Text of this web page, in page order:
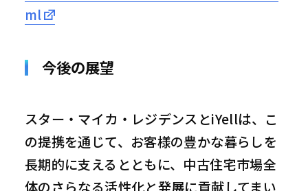
ml
今後の展望
スター・マイカ・レジデンスとiYellは、こ
の提携を通じて、お客様の豊かな暮らしを
長期的に支えるとともに、中古住宅市場全
体のさらなる活性化と発展に貢献してまい